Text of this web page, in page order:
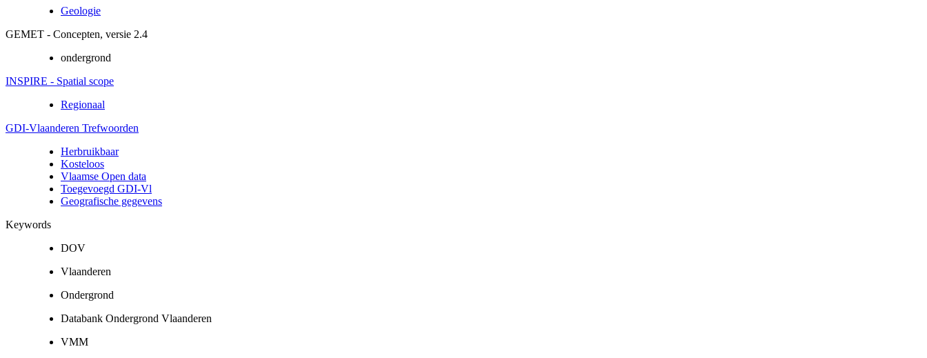
Geologie
GEMET - Concepten, versie 2.4
ondergrond
INSPIRE - Spatial scope
Regionaal
GDI-Vlaanderen Trefwoorden
Herbruikbaar
Kosteloos
Vlaamse Open data
Toegevoegd GDI-Vl
Geografische gegevens
Keywords
DOV
Vlaanderen
Ondergrond
Databank Ondergrond Vlaanderen
VMM